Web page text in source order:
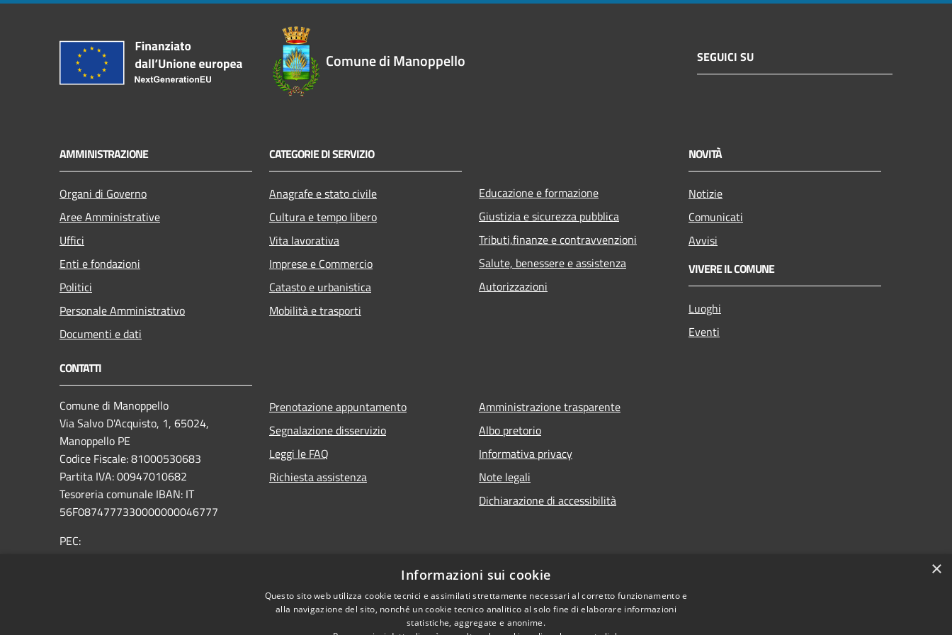
Comune di Manoppello SEGUICI SU
AMMINISTRAZIONE
Organi di Governo
Aree Amministrative
Uffici
Enti e fondazioni
Politici
Personale Amministrativo
Documenti e dati
CATEGORIE DI SERVIZIO
Anagrafe e stato civile
Cultura e tempo libero
Vita lavorativa
Imprese e Commercio
Catasto e urbanistica
Mobilità e trasporti
Educazione e formazione
Giustizia e sicurezza pubblica
Tributi,finanze e contravvenzioni
Salute, benessere e assistenza
Autorizzazioni
NOVITÀ
Notizie
Comunicati
Avvisi
VIVERE IL COMUNE
Luoghi
Eventi
CONTATTI
Comune di Manoppello
Via Salvo D'Acquisto, 1, 65024,
Manoppello PE
Codice Fiscale: 81000530683
Partita IVA: 00947010682
Tesoreria comunale IBAN: IT
56F0874777330000000046777
PEC:
Prenotazione appuntamento
Segnalazione disservizio
Leggi le FAQ
Richiesta assistenza
Amministrazione trasparente
Albo pretorio
Informativa privacy
Note legali
Dichiarazione di accessibilità
×
Informazioni sui cookie
Questo sito web utilizza cookie tecnici e assimilati strettamente necessari al corretto funzionamento e
alla navigazione del sito, nonché un cookie tecnico analitico al solo fine di elaborare informazioni
statistiche, aggregate e anonime.